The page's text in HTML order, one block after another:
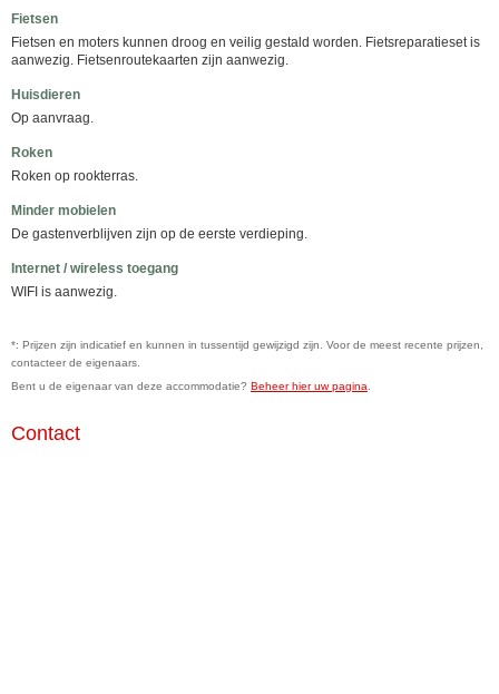
Fietsen
Fietsen en moters kunnen droog en veilig gestald worden. Fietsreparatieset is
aanwezig. Fietsenroutekaarten zijn aanwezig.
Huisdieren
Op aanvraag.
Roken
Roken op rookterras.
Minder mobielen
De gastenverblijven zijn op de eerste verdieping.
Internet / wireless toegang
WIFI is aanwezig.
*: Prijzen zijn indicatief en kunnen in tussentijd gewijzigd zijn. Voor de meest recente prijzen,
contacteer de eigenaars.
Bent u de eigenaar van deze accommodatie? Beheer hier uw pagina
Contact